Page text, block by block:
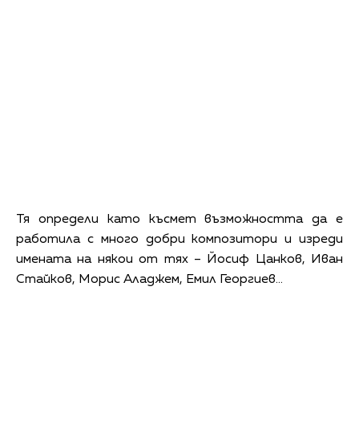
Тя определи като късмет възможността да е
работила с много добри композитори и изреди
имената на някои от тях – Йосиф Цанков, Иван
Стайков, Морис Аладжем, Емил Георгиев…